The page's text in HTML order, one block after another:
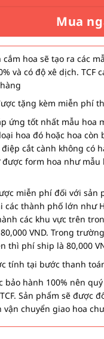
Mua
hoa sẽ tạo ra các
và có độ xê dịch. TCF
tặng kèm miễn phí
ứng tốt nhất mẫu hoa
hoa đó hoặc hoa
cắt cành không có
được form hoa như
miễn phí đối với sản
các thành phố lớn như
các khu vực trên
80,000 VND. Trong
thì phí ship là 80,000
tính tại bước thanh
bảo hành 100% nên
Sản phẩm sẽ được
chuyển giao hoa